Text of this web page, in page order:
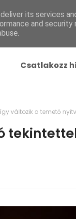
Helyi Hírek
Csatlakozz
változik a temető
its services
and